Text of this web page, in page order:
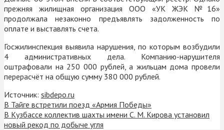
прежняя жилищная организация ООО «УК ЖЭК №16»
продолжала незаконно предъявлять задолженность по
оплате и выставлять счета.
Госжилинспекция выявила нарушения, по которым возбудили
4 административных дела. Компанию-нарушителя
оштрафовали на 250 000 рублей, а жильцам дома провели
перерасчёт на общую сумму 380 000 рублей.
Источник: sibdepo.ru
В Тайге встретили поезд «Армия Победы»
В Кузбассе коллектив шахты имени С. М. Кирова установил
новый рекод по добыче угля